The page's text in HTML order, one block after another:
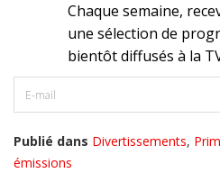
Chaque semaine,
une sélection de
bientôt diffusés à la
Publié dans Divertissements,
émissions